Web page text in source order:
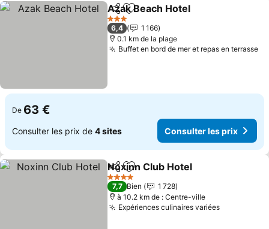
PartagerAjouter à mes favoris
Azak Beach Hotel
3 Étoiles
6,4
1 166
0.1 km de la plage
Buffet en bord de mer et repas en terrasse
De 63 €
Consulter les prix de 4 sites Consulter les prix
PartagerAjouter à mes favoris
Noxinn Club Hotel
4 Étoiles
7,7 Bien
1 728
à 10.2 km de : Centre-ville
Expériences culinaires variéesConsulter